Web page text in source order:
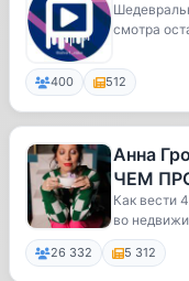
смотра
400 512
Анна
ЧЕМ
Как вести
во
26 332 5 312